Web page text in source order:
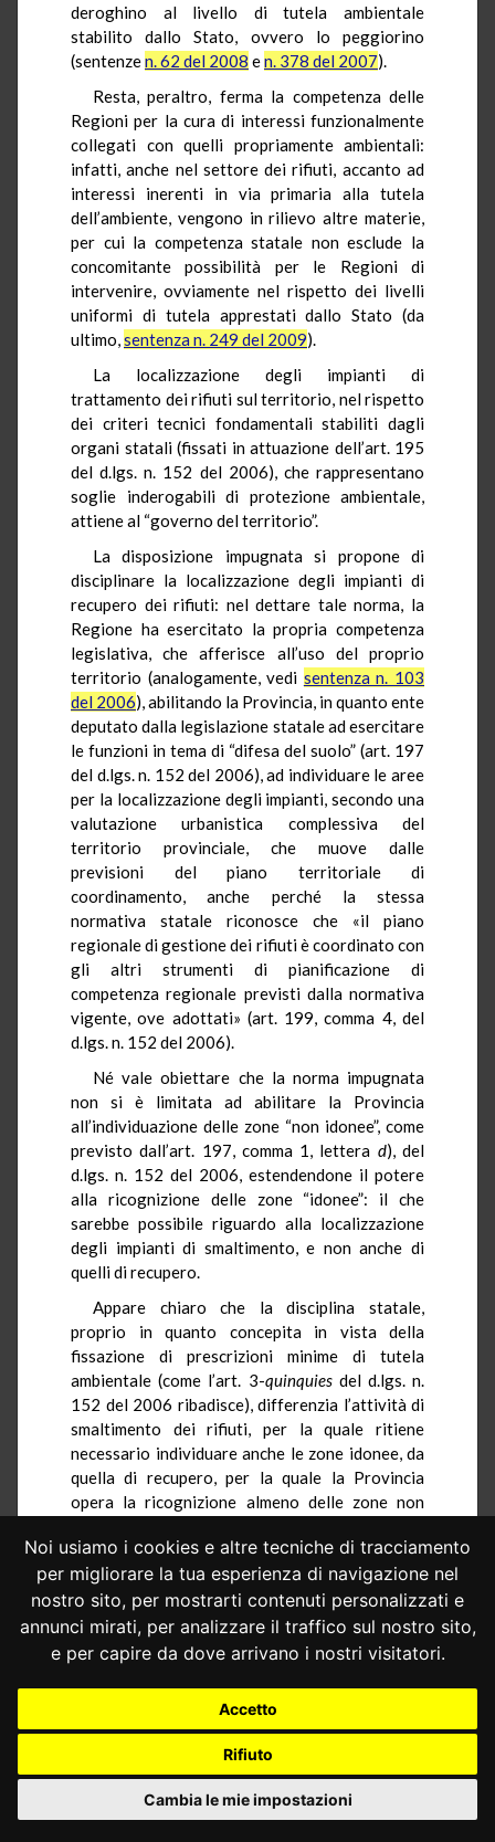
Noi usiamo i cookies e altre tecniche di tracciamento
per migliorare la tua esperienza di navigazione nel
nostro sito, per mostrarti contenuti personalizzati e
annunci mirati, per analizzare il traffico sul nostro sito,
e per capire da dove arrivano i nostri visitatori.
Accetto
Rifiuto
Cambia le mie impostazioni
deroghino al livello di tutela ambientale
stabilito dallo Stato, ovvero lo peggiorino
(sentenzen. 62 del 2008 en. 378 del 2007).
Resta, peraltro, ferma la competenza delle
Regioni per la cura di interessi funzionalmente
collegati con quelli propriamente ambientali:
infatti, anche nel settore dei rifiuti, accanto ad
interessi inerenti in via primaria alla tutela
dell’ambiente, vengono in rilievo altre materie,
per cui la competenza statale non esclude la
concomitante possibilità per le Regioni di
intervenire, ovviamente nel rispetto dei livelli
uniformi di tutela apprestati dallo Stato (da
ultimo,sentenza n. 249 del 2009).
La localizzazione degli impianti di
trattamento dei rifiuti sul territorio, nel rispetto
dei criteri tecnici fondamentali stabiliti dagli
organi statali (fissati in attuazione dell’art. 195
del d.lgs. n. 152 del 2006), che rappresentano
soglie inderogabili di protezione ambientale,
attiene al “governo del territorio”.
La disposizione impugnata si propone di
disciplinare la localizzazione degli impianti di
recupero dei rifiuti: nel dettare tale norma, la
Regione ha esercitato la propria competenza
legislativa, che afferisce all’uso del proprio
territorio (analogamente, vedi sentenza n. 103
del 2006), abilitando la Provincia, in quanto ente
deputato dalla legislazione statale ad esercitare
le funzioni in tema di “difesa del suolo” (art. 197
del d.lgs. n. 152 del 2006), ad individuare le aree
per la localizzazione degli impianti, secondo una
valutazione urbanistica complessiva del
territorio provinciale, che muove dalle
previsioni del piano territoriale di
coordinamento, anche perché la stessa
normativa statale riconosce che «il piano
regionale di gestione dei rifiuti è coordinato con
gli altri strumenti di pianificazione di
competenza regionale previsti dalla normativa
vigente, ove adottati» (art. 199, comma 4, del
d.lgs. n. 152 del 2006).
Né vale obiettare che la norma impugnata
non si è limitata ad abilitare la Provincia
all’individuazione delle zone “non idonee”, come
previsto dall’art. 197, comma 1, lettera d), del
d.lgs. n. 152 del 2006, estendendone il potere
alla ricognizione delle zone “idonee”: il che
sarebbe possibile riguardo alla localizzazione
degli impianti di smaltimento, e non anche di
quelli di recupero.
Appare chiaro che la disciplina statale,
proprio in quanto concepita in vista della
fissazione di prescrizioni minime di tutela
ambientale (come l’art. 3-quinquiesdel d.lgs. n.
152 del 2006 ribadisce), differenzia l’attività di
smaltimento dei rifiuti, per la quale ritiene
necessario individuare anche le zone idonee, da
quella di recupero, per la quale la Provincia
opera la ricognizione almeno delle zone non
localizzazione degli impianti di recupero,
nell’ambito di una più compiuta integrazione dei
valori ambientali con le caratteristiche del
territorio, la Provincia possa individuare,
nell’ambito del piano regionale, anche le zone
In conclusione, la disciplina dettata dalla
disposizione regionale risponde ad esigenze di
coordinamento territoriale e non appronta una
disciplina dei rifiuti di minor rigore rispetto a